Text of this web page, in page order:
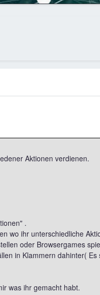
Aktionen verdienen.
.
wo ihr unterschiedliche
oder Browsergames
in Klammern dahinter( Es
was ihr gemacht habt.